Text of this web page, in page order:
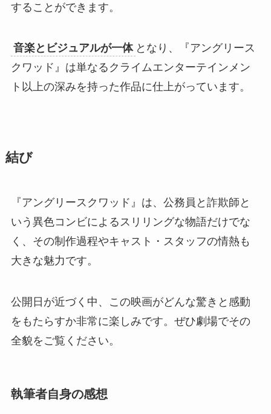
することができます。
音楽とビジュアルが一体 となり、『アングリース
クワッド』は単なるクライムエンターテインメン
ト以上の深みを持った作品に仕上がっています。
結び
『アングリースクワッド』は、公務員と詐欺師と
いう異色コンビによるスリリングな物語だけでな
く、その制作過程やキャスト・スタッフの情熱も
大きな魅力です。
公開日が近づく中、この映画がどんな驚きと感動
をもたらすか非常に楽しみです。ぜひ劇場でその
全貌をご覧ください。
執筆者自身の感想